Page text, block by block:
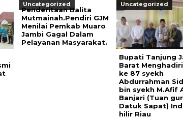
Uncategorized
Penderitaan Balita
Mutmainah.Pendiri GJM
Menilai Pemkab Muaro
Jambi Gagal Dalam
Pelayanan Masyarakat.
Uncategorized
Bupati Tanjung
Barat
ke 87 syekh
Abdurrahman
bin syekh M.Afif
Banjari (Tuan
Datuk Sapat)
hilir Riau